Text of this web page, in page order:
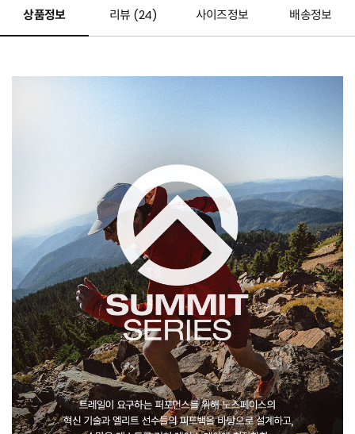
상품정보 리뷰 (24) 사이즈정보 배송정보